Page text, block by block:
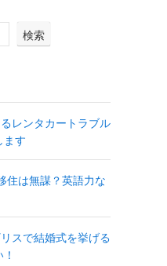
検索
レンタカートラブル
ます
住は無謀？英語力な
スで結婚式を挙げる